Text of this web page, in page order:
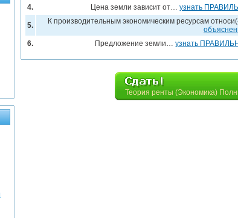
4.
Цена земли зависит от… узнать
5. К производительным экономическим ресурсам
6.
Предложение земли… узнать
Теория ренты (Экономика)